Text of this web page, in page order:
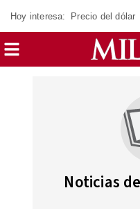
Hoy interesa: Precio del dólar
Noticias